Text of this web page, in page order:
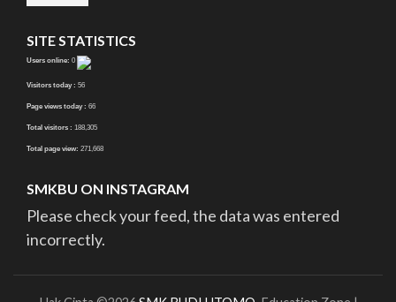
SITE STATISTICS
Users online: 0
Visitors today : 56
Page views today : 66
Total visitors : 188,305
Total page view: 271,668
SMKBU ON INSTAGRAM
Please check your feed, the data was entered
incorrectly.